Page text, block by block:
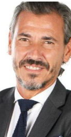
ayudarte?